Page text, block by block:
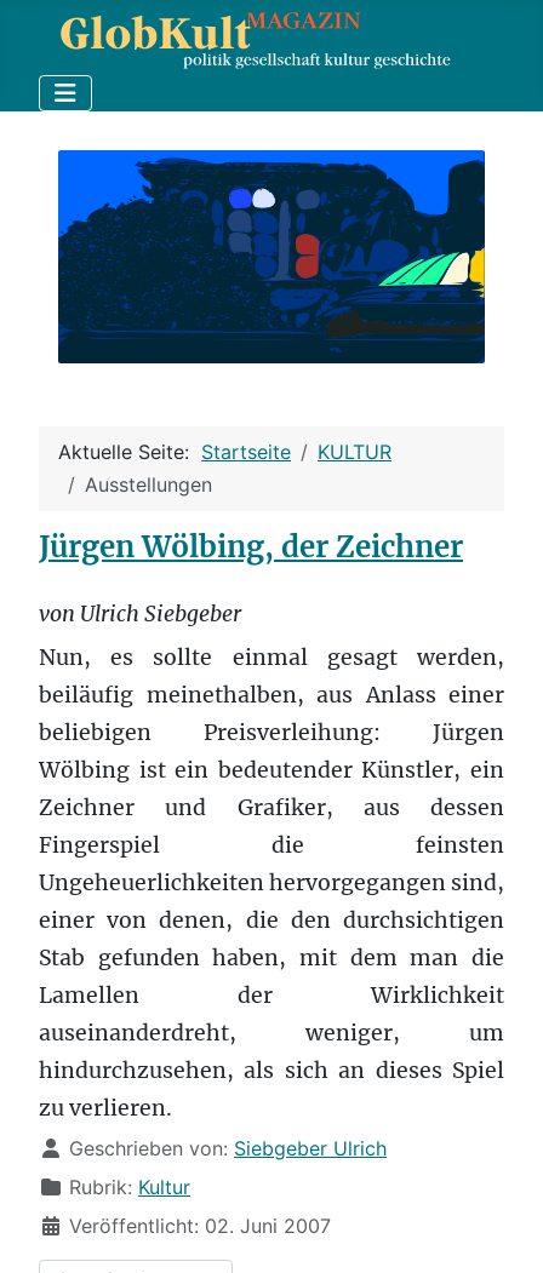
Aktuelle Seite: Startseite
KULTUR
Ausstellungen
Jürgen Wölbing, der Zeichner
von Ulrich Siebgeber
Nun, es sollte einmal gesagt werden,
beiläufig meinethalben, aus Anlass einer
beliebigen Preisverleihung: Jürgen
Wölbing ist ein bedeutender Künstler, ein
Zeichner und Grafiker, aus dessen
Fingerspiel die feinsten
Ungeheuerlichkeiten hervorgegangen sind,
einer von denen, die den durchsichtigen
Stab gefunden haben, mit dem man die
Lamellen der Wirklichkeit
auseinanderdreht, weniger, um
hindurchzusehen, als sich an dieses Spiel
zu verlieren.
Details
Geschrieben von: Siebgeber Ulrich
Rubrik: Kultur
Veröffentlicht: 02. Juni 2007